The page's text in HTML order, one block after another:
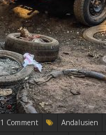
1 Comment Andalusien